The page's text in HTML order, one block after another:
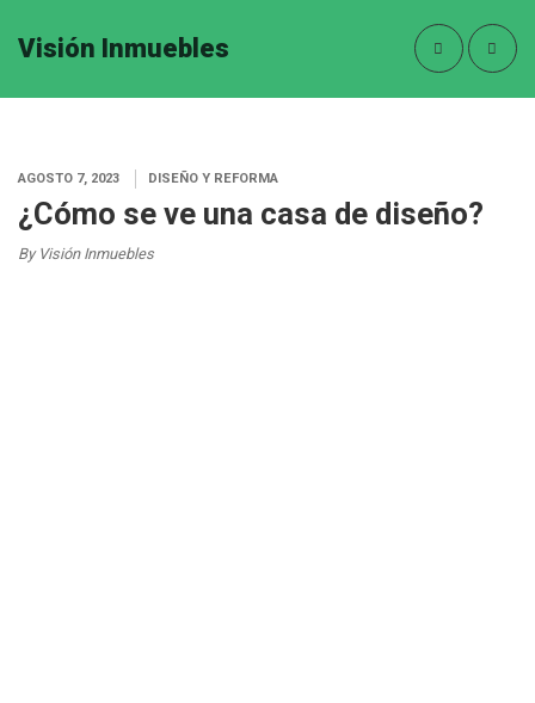
Visión Inmuebles
AGOSTO 7, 2023 DISEÑO Y REFORMA
¿Cómo se ve una casa de diseño?
By Visión Inmuebles